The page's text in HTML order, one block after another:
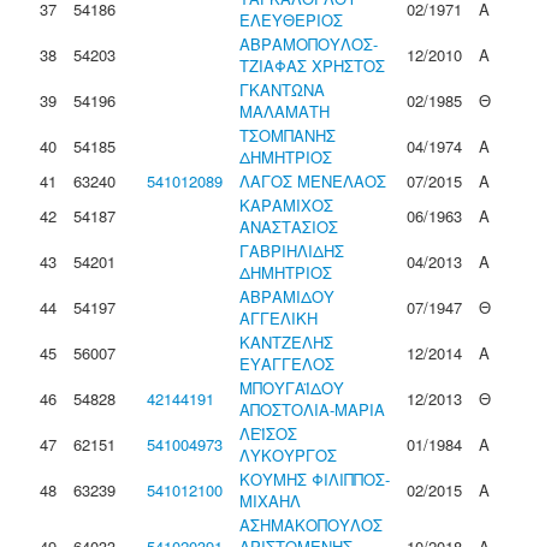
37
54186
ΕΛΕΥΘΕΡΙΟΣ
02/1971
Α
38
54203
ΑΒΡΑΜΟΠΟΥΛΟΣ-
ΤΖΙΑΦΑΣ ΧΡΗΣΤΟΣ
12/2010
Α
39
54196
ΓΚΑΝΤΩΝΑ
ΜΑΛΑΜΑΤΗ
02/1985
Θ
40
54185
ΤΣΟΜΠΑΝΗΣ
ΔΗΜΗΤΡΙΟΣ
04/1974
Α
41
63240 541012089 ΛΑΓΟΣ ΜΕΝΕΛΑΟΣ 07/2015
Α
42
54187
ΚΑΡΑΜΙΧΟΣ
ΑΝΑΣΤΑΣΙΟΣ
06/1963
Α
43
54201
ΓΑΒΡΙΗΛΙΔΗΣ
ΔΗΜΗΤΡΙΟΣ
04/2013
Α
44
54197
ΑΒΡΑΜΙΔΟΥ
ΑΓΓΕΛΙΚΗ
07/1947
Θ
45
56007
ΚΑΝΤΖΕΛΗΣ
ΕΥΑΓΓΕΛΟΣ
12/2014
Α
46
54828 42144191
ΜΠΟΥΓΑΪΔΟΥ
ΑΠΟΣΤΟΛΙΑ-ΜΑΡΙΑ
12/2013
Θ
47
62151 541004973
ΛΕΪΣΟΣ
ΛΥΚΟΥΡΓΟΣ
01/1984
Α
48
63239 541012100
ΚΟΥΜΗΣ ΦΙΛΙΠΠΟΣ-
ΜΙΧΑΗΛ
02/2015 Α
ΑΣΗΜΑΚΟΠΟΥΛΟΣ